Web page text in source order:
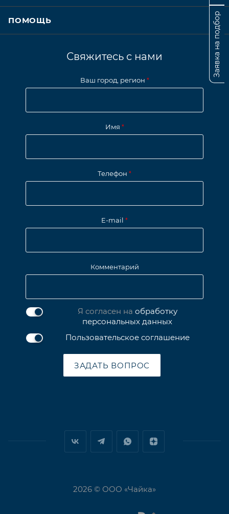
ПОМОЩЬ
Свяжитесь с нами
Ваш город, регион *
Имя *
Телефон *
E-mail *
Комментарий
Я согласен на обработку
персональных данных
Пользовательское соглашение
ЗАДАТЬ ВОПРОС
2026 © ООО «Чайка»
Заявка на подбор